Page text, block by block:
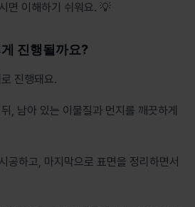
면 이해하기 쉬워요. 💡
진행될까요?
진행돼요.
, 남아 있는 이물질과 먼지를 깨끗하게
공하고, 마지막으로 표면을 정리하면서